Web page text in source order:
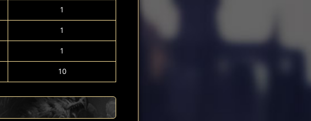
1
1
1
10